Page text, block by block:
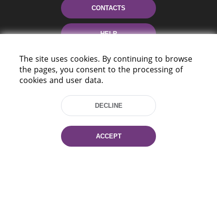
CONTACTS
HELP
220114, Niezaležnasci Ave. 116, Minsk,
Tel.: (+375 17) 368 37 37
The site uses cookies. By continuing to browse
the pages, you consent to the processing of
cookies and user data.
DECLINE
ACCEPT